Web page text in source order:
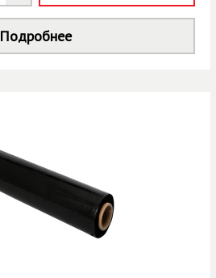
Подробнее